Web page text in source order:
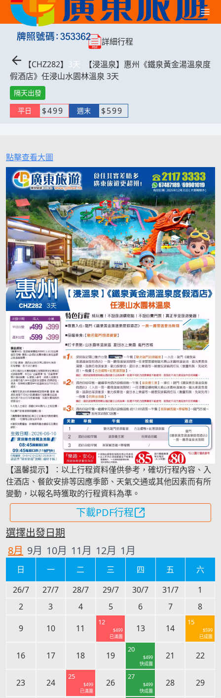
【CHZ282】 3天
【浸溫泉】惠州《鐵泉黃金湯溫泉度
假酒店》任浸山水園林溫泉 3天
隔天出發
平日
$499 週末 $599
詳細行程
點擊查看大圖
【溫馨提示】：以上行程資料僅供參考，確切行程內容、入
住酒店、餐飲安排等因應季節、天氣交通或其他因素而有所
變動，以報名時獲取的行程資料為準。
下載PDF行程
選擇出發日期
8月 9月 10月 11月 12月 1月
日 一 二 三 四 五
六
26/7
27/7 28/7 29/7 30/7 31/7
1
2
3 4 5 6 7 8
9 10 11
12
$499
已滿團
13 14
15
$599
已成團
16 17 18 19
20
$499
快成團
21 22
23 24
25
$499
已滿團
26
27
$499
快成團
28 29